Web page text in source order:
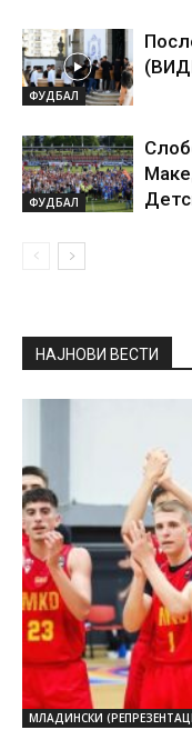
ФУДБАЛ
ФУДБАЛ
НАЈНОВИ ВЕСТИ
МЛАДИНСКИ